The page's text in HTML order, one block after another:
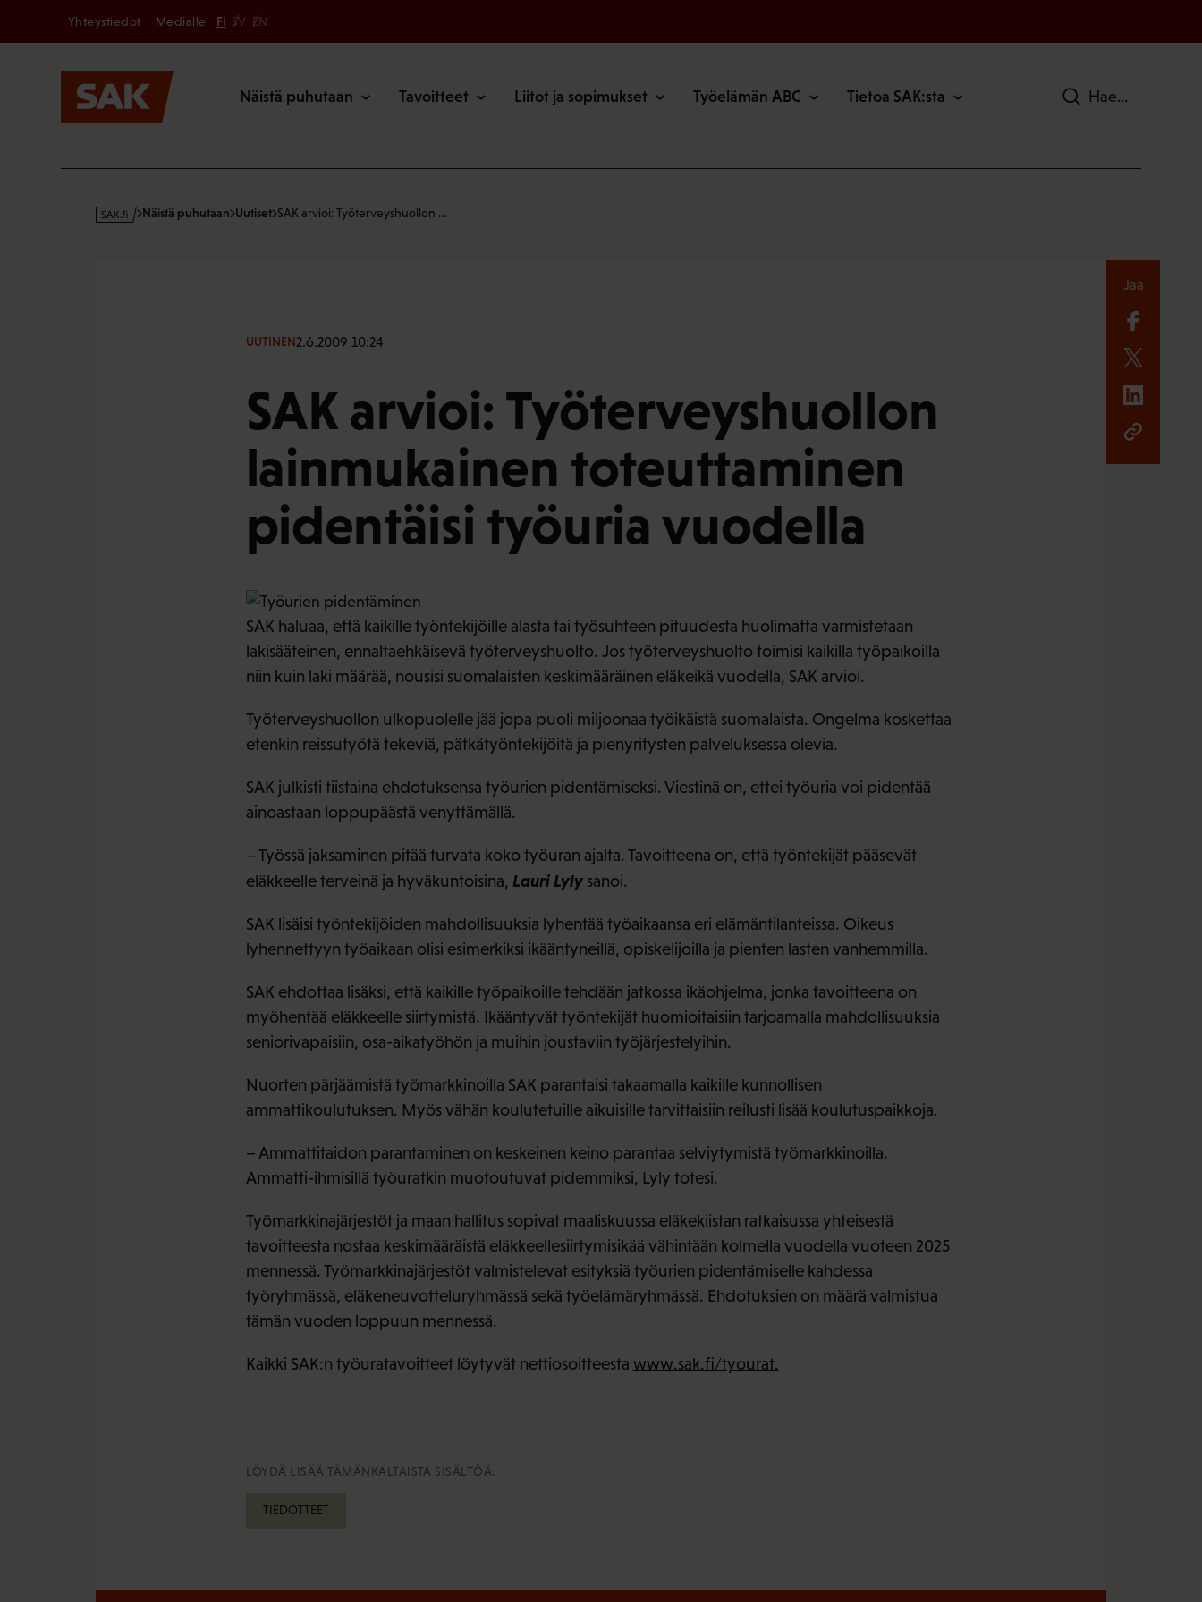
Secondary
Yhteystiedot Medialle FI SV EN
Näistä puhutaan Tavoitteet Liitot ja sopimukset Työelämän ABC Tietoa SAK:sta Hae
s
Näistä puhutaan Uutiset SAK arvioi: Työterveyshuollon …
UUTINEN2.6.2009 10:24
SAK arvioi: Työterveyshuollon
lainmukainen toteuttaminen
pidentäisi työuria vuodella
SAK haluaa, että kaikille työntekijöille alasta tai työsuhteen pituudesta huolimatta varmistetaan
lakisääteinen, ennaltaehkäisevä työterveyshuolto. Jos työterveyshuolto toimisi kaikilla työpaikoilla
niin kuin laki määrää, nousisi suomalaisten keskimääräinen eläkeikä vuodella, SAK arvioi.
Työterveyshuollon ulkopuolelle jää jopa puoli miljoonaa työikäistä suomalaista. Ongelma koskettaa
etenkin reissutyötä tekeviä, pätkätyöntekijöitä ja pienyritysten palveluksessa olevia.
SAK julkisti tiistaina ehdotuksensa työurien pidentämiseksi. Viestinä on, ettei työuria voi pidentää
ainoastaan loppupäästä venyttämällä.
– Työssä jaksaminen pitää turvata koko työuran ajalta. Tavoitteena on, että työntekijät pääsevät
eläkkeelle terveinä ja hyväkuntoisina, Lauri Lylysanoi.
SAK lisäisi työntekijöiden mahdollisuuksia lyhentää työaikaansa eri elämäntilanteissa. Oikeus
lyhennettyyn työaikaan olisi esimerkiksi ikääntyneillä, opiskelijoilla ja pienten lasten vanhemmilla.
SAK ehdottaa lisäksi, että kaikille työpaikoille tehdään jatkossa ikäohjelma, jonka tavoitteena on
myöhentää eläkkeelle siirtymistä. Ikääntyvät työntekijät huomioitaisiin tarjoamalla mahdollisuuksia
seniorivapaisiin, osa-aikatyöhön ja muihin joustaviin työjärjestelyihin.
Nuorten pärjäämistä työmarkkinoilla SAK parantaisi takaamalla kaikille kunnollisen
ammattikoulutuksen. Myös vähän koulutetuille aikuisille tarvittaisiin reilusti lisää koulutuspaikkoja.
– Ammattitaidon parantaminen on keskeinen keino parantaa selviytymistä työmarkkinoilla.
Ammatti-ihmisillä työuratkin muotoutuvat pidemmiksi, Lyly totesi.
Työmarkkinajärjestöt ja maan hallitus sopivat maaliskuussa eläkekiistan ratkaisussa yhteisestä
tavoitteesta nostaa keskimääräistä eläkkeellesiirtymisikää vähintään kolmella vuodella vuoteen 2025
mennessä. Työmarkkinajärjestöt valmistelevat esityksiä työurien pidentämiselle kahdessa
työryhmässä, eläkeneuvotteluryhmässä sekä työelämäryhmässä. Ehdotuksien on määrä valmistua
tämän vuoden loppuun mennessä.
Kaikki SAK:n työuratavoitteet löytyvät nettiosoitteesta www.sak.fi/tyourat.
LÖYDÄ LISÄÄ TÄMÄNKALTAISTA SISÄLTÖÄ:
TIEDOTTEET
Jaa